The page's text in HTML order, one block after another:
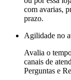
com avarias,
prazo.
Agilidade no
Avalia o
canais de
Perguntas e